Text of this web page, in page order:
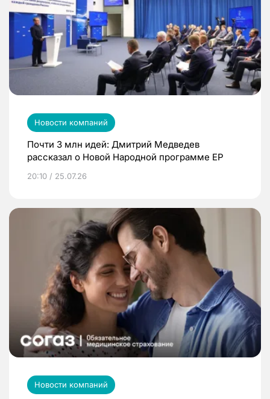
Новости компаний
Почти 3 млн идей: Дмитрий Медведев
рассказал о Новой Народной программе ЕР
20:10 / 25.07.26
Новости компаний